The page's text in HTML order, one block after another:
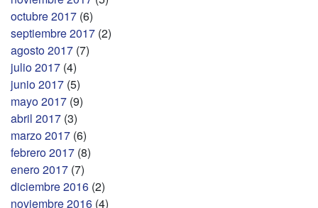
octubre 2017 (6)
septiembre 2017 (2)
agosto 2017 (7)
julio 2017 (4)
junio 2017 (5)
mayo 2017 (9)
abril 2017 (3)
marzo 2017 (6)
febrero 2017 (8)
enero 2017 (7)
diciembre 2016 (2)
noviembre 2016 (4)